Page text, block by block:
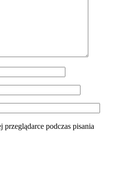
przeglądarce podczas pisania